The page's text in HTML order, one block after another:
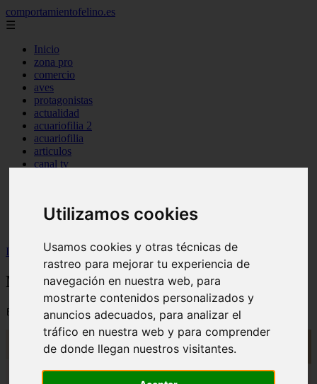
Utilizamos cookies
Usamos cookies y otras técnicas de
rastreo para mejorar tu experiencia de
navegación en nuestra web, para
mostrarte contenidos personalizados y
anuncios adecuados, para analizar el
tráfico en nuestra web y para comprender
de donde llegan nuestros visitantes.
comportamientofelino.es
☰
Inicio
zona pro
comercio
aves
protagonistas
actualidad
acuariofilia 2
acuariofilia
articulos
canal tv
uncategorized
Inicio
gatos2 >Nombre Femenino para Gatos
Nombre Femenino para Gatos
📅 12/06/2025